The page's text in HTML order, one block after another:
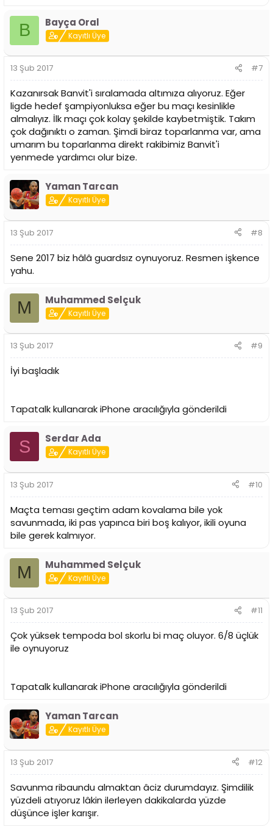
B Bayça Oral
Kayıtlı Üye
13 Şub 2017 #7
Kazanırsak Banvit'i sıralamada altımıza alıyoruz. Eğer
ligde hedef şampiyonluksa eğer bu maçı kesinlikle
almalıyız. İlk maçı çok kolay şekilde kaybetmiştik. Takım
çok dağınıktı o zaman. Şimdi biraz toparlanma var, ama
umarım bu toparlanma direkt rakibimiz Banvit'i
yenmede yardımcı olur bize.
Yaman Tarcan
Kayıtlı Üye
13 Şub 2017 #8
Sene 2017 biz hâlâ guardsız oynuyoruz. Resmen işkence
yahu.
M Muhammed Selçuk
Kayıtlı Üye
13 Şub 2017 #9
İyi başladık
Tapatalk kullanarak iPhone aracılığıyla gönderildi
S Serdar Ada
Kayıtlı Üye
13 Şub 2017 #10
Maçta teması geçtim adam kovalama bile yok
savunmada, iki pas yapınca biri boş kalıyor, ikili oyuna
bile gerek kalmıyor.
M Muhammed Selçuk
Kayıtlı Üye
13 Şub 2017 #11
Çok yüksek tempoda bol skorlu bi maç oluyor. 6/8 üçlük
ile oynuyoruz
Tapatalk kullanarak iPhone aracılığıyla gönderildi
Yaman Tarcan
Kayıtlı Üye
13 Şub 2017 #12
Savunma ribaundu almaktan âciz durumdayız. Şimdilik
yüzdeli atıyoruz lâkin ilerleyen dakikalarda yüzde
düşünce işler karışır.